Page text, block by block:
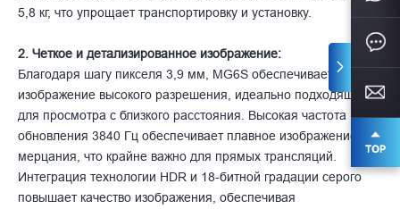
5,8 кг, что упрощает транспортировку и установку.
2. Четкое и детализированное изображение:
Благодаря шагу пикселя 3,9 мм, MG6S обеспечивает четкое
изображение высокого разрешения, идеально подходящее
для просмотра с близкого расстояния. Высокая частота
обновления 3840 Гц обеспечивает плавное изображение без
мерцания, что крайне важно для прямых трансляций.
Интеграция технологии HDR и 18-битной градации серого
повышает качество изображения, обеспечивая